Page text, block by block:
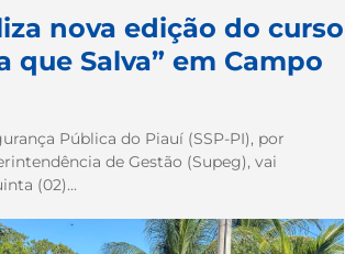
nova edição do curso
que Salva” em Campo
Pública do Piauí (SSP-PI), por
de Gestão (Supeg), vai
(02)...